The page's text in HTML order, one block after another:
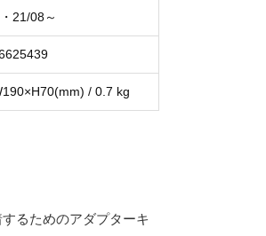
21/08～
/ 0.7 kg
るためのアダプターキ